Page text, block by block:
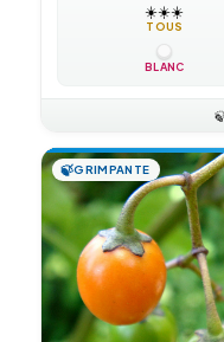
☀️☀️☀️
TOUS
BLANC
🍃GRIMPANTE